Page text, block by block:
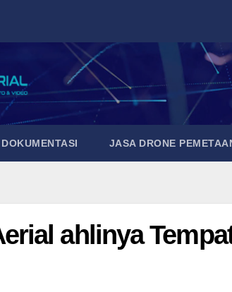
JASA DRONE
ahlinya